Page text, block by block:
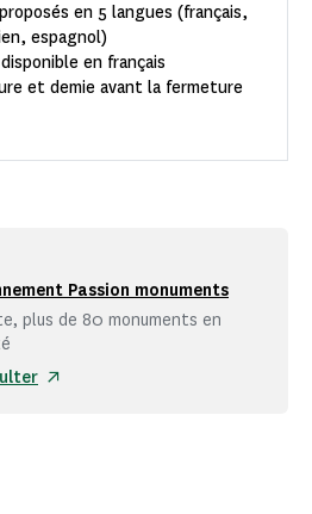
en 5 langues (français,
espagnol)
en français
et demie avant la fermeture
Passion monuments
plus de 80 monuments en